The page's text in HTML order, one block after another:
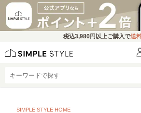
税込3,980円 以上ご購入で送
SIMPLE STYLE HOME